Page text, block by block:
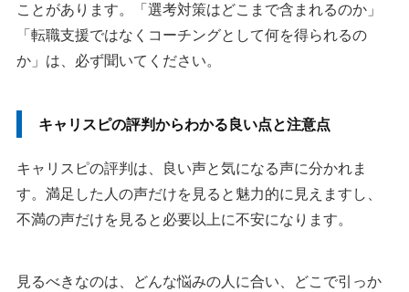
ことがあります。「選考対策はどこまで含まれるのか」
「転職支援ではなくコーチングとして何を得られるの
か」は、必ず聞いてください。
キャリスピの評判からわかる良い点と注意点
キャリスピの評判は、良い声と気になる声に分かれま
す。満足した人の声だけを見ると魅力的に見えますし、
不満の声だけを見ると必要以上に不安になります。
見るべきなのは、どんな悩みの人に合い、どこで引っか